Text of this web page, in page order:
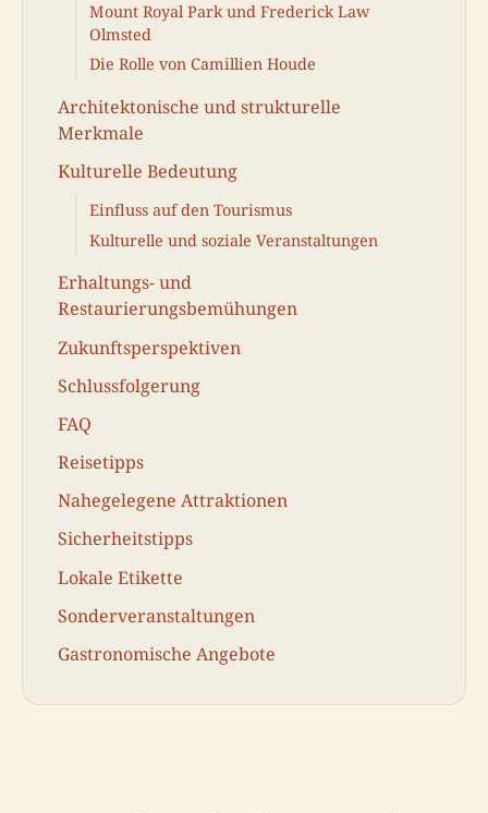
Mount Royal Park und Frederick Law
Olmsted
Die Rolle von Camillien Houde
Architektonische und strukturelle
Merkmale
Kulturelle Bedeutung
Einfluss auf den Tourismus
Kulturelle und soziale Veranstaltungen
Erhaltungs- und
Restaurierungsbemühungen
Zukunftsperspektiven
Schlussfolgerung
FAQ
Reisetipps
Nahegelegene Attraktionen
Sicherheitstipps
Lokale Etikette
Sonderveranstaltungen
Gastronomische Angebote